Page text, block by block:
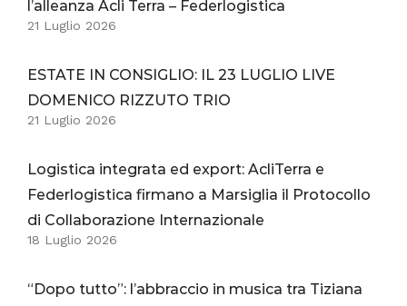
l’alleanza Acli Terra – Federlogistica
21 Luglio 2026
ESTATE IN CONSIGLIO: IL 23 LUGLIO LIVE
DOMENICO RIZZUTO TRIO
21 Luglio 2026
Logistica integrata ed export: AcliTerra e
Federlogistica firmano a Marsiglia il Protocollo
di Collaborazione Internazionale
18 Luglio 2026
“Dopo tutto”: l’abbraccio in musica tra Tiziana